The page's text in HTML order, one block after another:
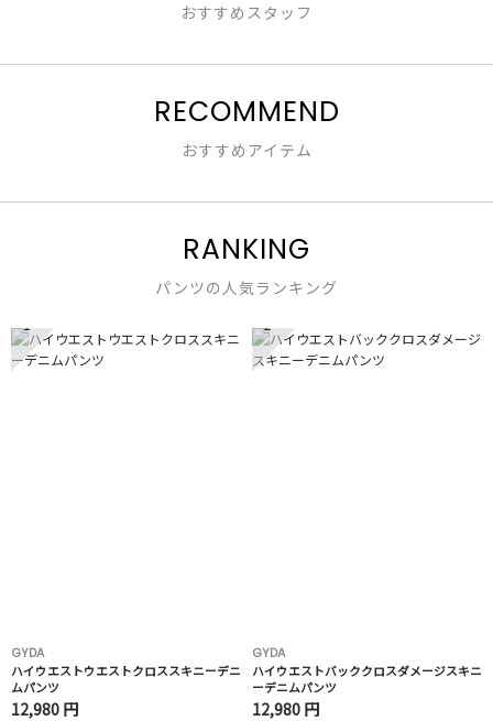
おすすめスタッフ
RECOMMEND
おすすめアイテム
RANKING
パンツの人気ランキング
1
GYDA
ハイウエストウエストクロススキニーデニ
ムパンツ
12,980 円
2
GYDA
ハイウエストバッククロスダメージスキニ
ーデニムパンツ
12,980 円